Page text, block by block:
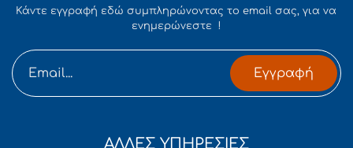
Κάντε εγγραφή εδώ συμπληρώνοντας το email σας, για να
ενημερώνεστε !
Εγγραφή
ΑΛΛΕΣ ΥΠΗΡΕΣΙΕΣ